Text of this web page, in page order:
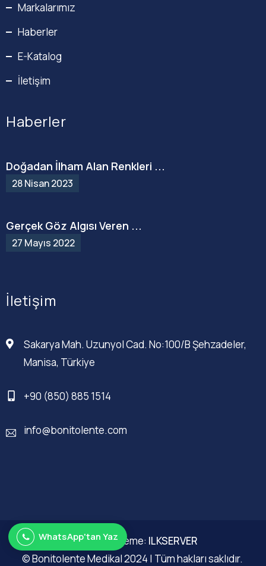
Markalarımız
Haberler
E-Katalog
İletişim
Haberler
Doğadan İlham Alan Renkleri ...
28 Nisan 2023
Gerçek Göz Algısı Veren ...
27 Mayıs 2022
İletişim
Sakarya Mah. Uzunyol Cad. No:100/B Şehzadeler,
Manisa, Türkiye
+90 (850) 885 1514
info@bonitolente.com
Web Düzenleme: ILKSERVER
© Bonitolente Medikal 2024 | Tüm hakları saklıdır.
WhatsApp'tan Yaz